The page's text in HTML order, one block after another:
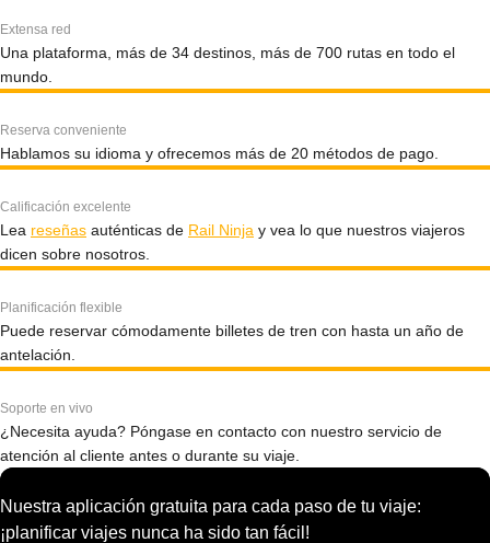
Extensa red
Una plataforma, más de 34 destinos, más de 700 rutas en todo el
mundo.
Reserva conveniente
Hablamos su idioma y ofrecemos más de 20 métodos de pago.
Calificación excelente
Lea reseñas auténticas de Rail Ninja y vea lo que nuestros viajeros
dicen sobre nosotros.
Planificación flexible
Puede reservar cómodamente billetes de tren con hasta un año de
antelación.
Soporte en vivo
¿Necesita ayuda? Póngase en contacto con nuestro servicio de
atención al cliente antes o durante su viaje.
Nuestra aplicación gratuita para cada paso de tu viaje:
¡planificar viajes nunca ha sido tan fácil!